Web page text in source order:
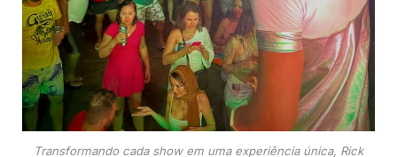
Transformando cada show em uma experiência única, Rick